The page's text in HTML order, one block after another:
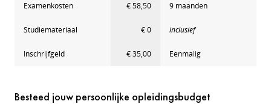
Examenkosten € 58,50 9 maanden
Studiemateriaal € 0 inclusief
Inschrijfgeld € 35,00 Eenmalig
Besteed jouw persoonlijke opleidingsbudget